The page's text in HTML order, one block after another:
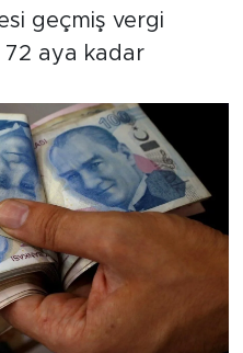
geçmiş vergi
72 aya kadar